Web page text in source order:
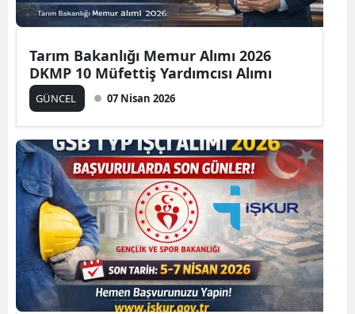
Tarım Bakanlığı Memur Alımı 2026
DKMP 10 Müfettiş Yardımcısı Alımı
GÜNCEL 07 Nisan 2026